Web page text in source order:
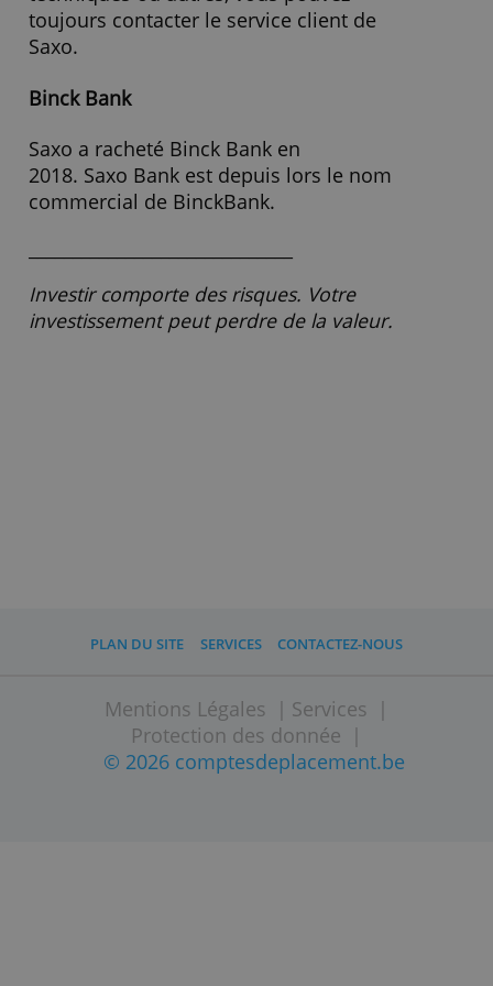
webinaires et autres événements
et vous pouvez approfondir vos
connaissances existantes avec des
Si vous avez des questions pratiques,
techniques ou autres, vous pouvez
investissement peut perdre de la valeur.